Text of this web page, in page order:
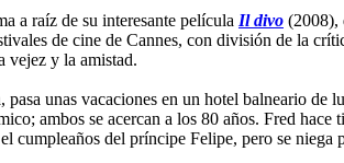
a raíz de su interesante película Il divo (2008),
de cine de Cannes, con división de la
vejez y la amistad.
unas vacaciones en un hotel balneario
ambos se acercan a los 80 años. Fred
cumpleaños del príncipe Felipe, pero se niega